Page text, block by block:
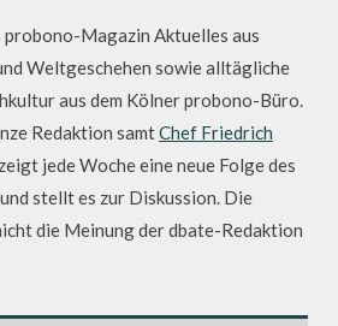
probono-Magazin Aktuelles aus
Weltgeschehen sowie alltägliche
aus dem Kölner probono-Büro.
Redaktion samtChef Friedrich
jede Woche eine neue Folge des
stellt es zur Diskussion. Die
die Meinung der dbate-Redaktion